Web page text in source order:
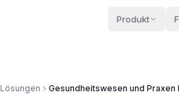
Produkt
Lösungen Gesundheitswesen und Praxen